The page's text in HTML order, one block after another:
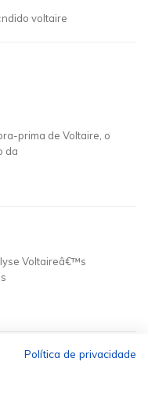
voltaire
prima de Voltaire, o
da
Voltaireâ€™s
Política de privacidade